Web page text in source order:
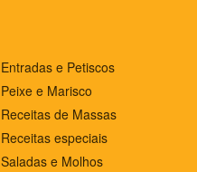
Entradas e Petiscos
Peixe e Marisco
Receitas de Massas
Receitas especiais
Saladas e Molhos